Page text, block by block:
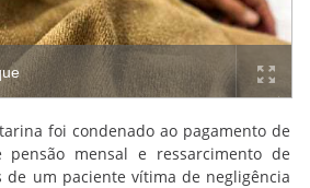
foi condenado ao pagamento de
mensal e ressarcimento de
de um paciente vítima de negligência